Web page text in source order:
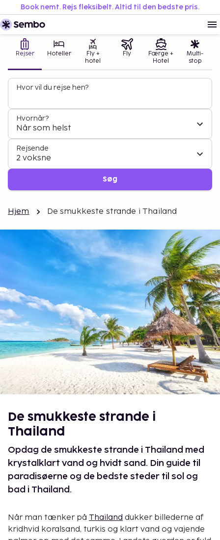
Book nemt. Rejs fleksibelt. Altid til den bedste pris.
Rejser Hoteller
Fly +
hotel
Fly
Færge +
Hotel
Multi-
stop
Hvor vil du rejse hen?
Hvornår?
Når som helst
Rejsende
2 voksne
Søg
Hjem De smukkeste strande i Thailand
De smukkeste strande i
Thailand
Opdag de smukkeste strande i Thailand med
krystalklart vand og hvidt sand. Din guide til
paradisøerne og de bedste steder til sol og
bad i Thailand.
Når man tænker på Thailand dukker billederne af
kridhvid koralsand, turkis og klart vand og vajende